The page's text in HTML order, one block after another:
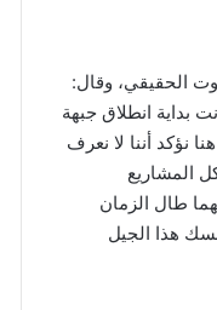
الحقيقي، وقال:
بداية انطلاق جبهة
نؤكد أننا لا نعرف
المشاريع
طال الزمان
هذا الجيل